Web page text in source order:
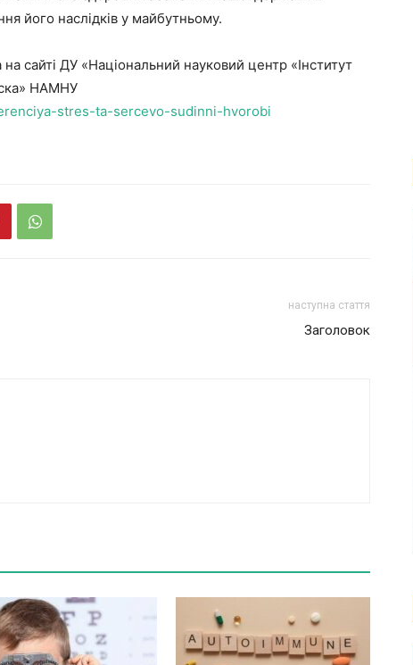
його наслідків у майбутньому.
сайті ДУ «Національний науковий центр «Інститут
НАМНУ
stres-ta-sercevo-sudinni-hvorobi
наступна стаття
Заголовок